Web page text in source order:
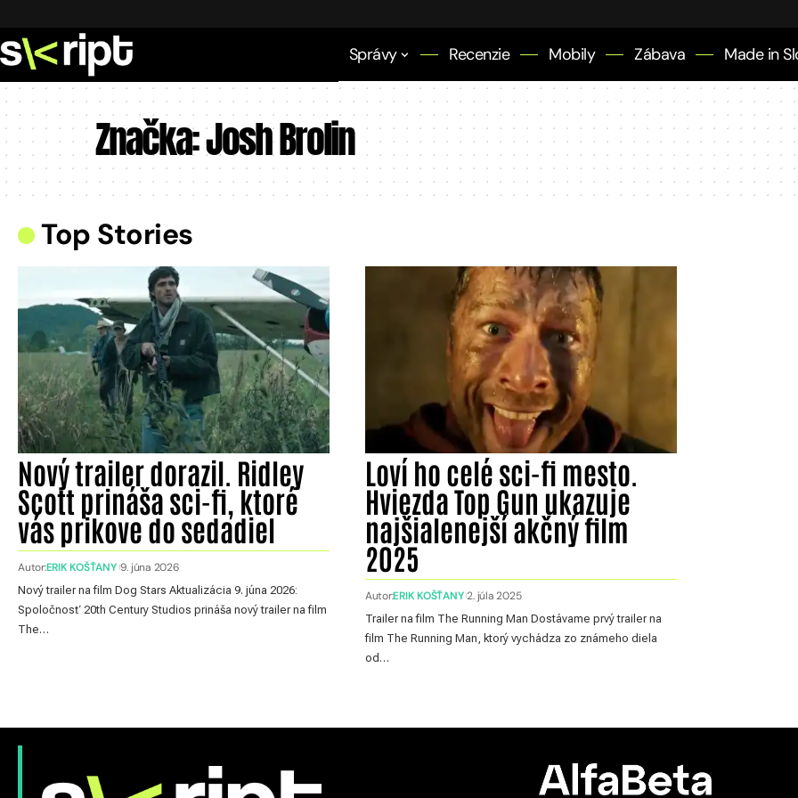
Správy Recenzie Mobily Zábava Made in
Značka:Josh Brolin
Top Stories
Nový trailer dorazil. Ridley
Scott prináša sci-fi, ktoré
vás prikove do sedadiel
Autor:ERIK KOŠŤANY 9. júna 2026
Nový trailer na film Dog Stars Aktualizácia 9. júna 2026:
Spoločnosť 20th Century Studios prináša nový trailer na film
The…
Loví ho celé sci-fi mesto.
Hviezda Top Gun ukazuje
najšialenejší akčný film
2025
Autor:ERIK KOŠŤANY 2. júla 2025
Trailer na film The Running Man Dostávame prvý trailer na
film The Running Man, ktorý vychádza zo známeho diela
od…